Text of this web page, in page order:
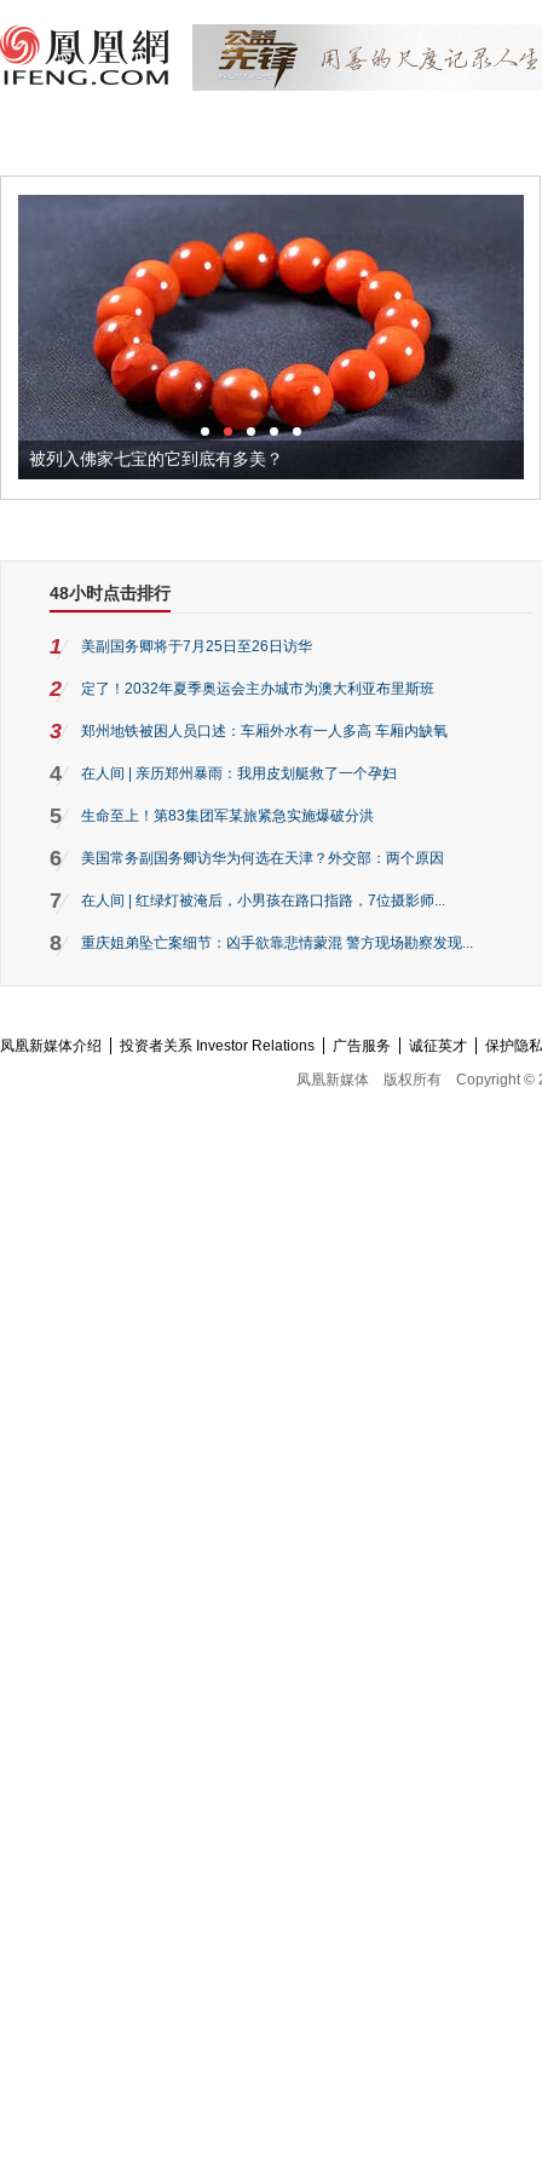
被列入佛家七宝的它到底有多美？
48小时点击排行
1 美副国务卿将于7月25日至26日访华
2 定了！2032年夏季奥运会主办城市为澳大利亚布里斯班
3 郑州地铁被困人员口述：车厢外水有一人多高 车厢内缺氧
4 在人间 | 亲历郑州暴雨：我用皮划艇救了一个孕妇
5 生命至上！第83集团军某旅紧急实施爆破分洪
6 美国常务副国务卿访华为何选在天津？外交部：两个原因
7 在人间 | 红绿灯被淹后，小男孩在路口指路，7位摄影师...
8 重庆姐弟坠亡案细节：凶手欲靠悲情蒙混 警方现场勘察发现...
凤凰新媒体介绍 投资者关系 Investor Relations 广告服务 诚征英才
保护隐
凤凰新媒体
版权所有 Copyright ©